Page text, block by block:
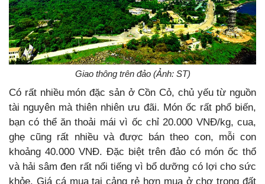
Giao thông trên đảo (Ảnh: ST)
Có rất nhiều món đặc sản ở Cồn Cỏ, chủ yếu từ nguồn
tài nguyên mà thiên nhiên ưu đãi. Món ốc rất phổ biến,
bạn có thể ăn thoải mái vì ốc chỉ 20.000 VNĐ/kg, cua,
ghẹ cũng rất nhiều và được bán theo con, mỗi con
khoảng 40.000 VNĐ. Đặc biệt trên đảo có món ốc thổ
và hải sâm đen rất nổi tiếng vì bổ dưỡng có lợi cho sức
khỏe. Giá cá mua tại cảng rẻ hơn mua ở chợ trong đất